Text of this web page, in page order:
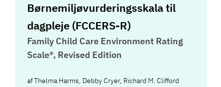
Børnemiljøvurderingsskala til
dagpleje (FCCERS-R)
Family Child Care Environment Rating
Scale®, Revised Edition
afThelma Harms, Debby Cryer, Richard M. Clifford